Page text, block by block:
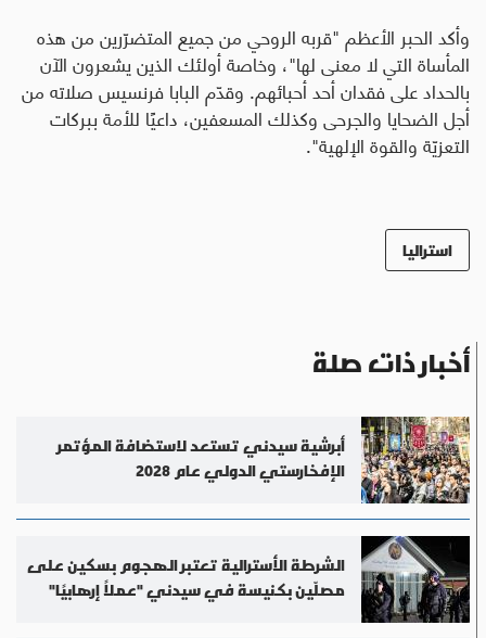
وأكد الحبر الأعظم "قربه الروحي من جميع المتضرّرين من هذه
المأساة التي لا معنى لها"، وخاصة أولئك الذين يشعرون الآن
بالحداد على فقدان أحد أحبائهم. وقدّم البابا فرنسيس صلاته من
أجل الضحايا والجرحى وكذلك المسعفين، داعيًا للأمة ببركات
التعزيّة والقوة الإلهية".
استراليا
أخبار ذات صلة
أبرشية سيدني تستعد لاستضافة المؤتمر
الإفخارستي الدولي عام 2028
الشرطة الأسترالية تعتبر الهجوم بسكين على
مصلّين بكنيسة في سيدني "عملاً إرهابيًا"